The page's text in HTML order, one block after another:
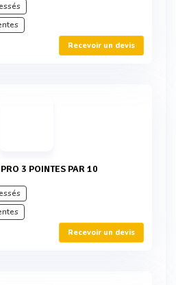
Recevoir un devis
3 POINTES PAR 10
Recevoir un devis